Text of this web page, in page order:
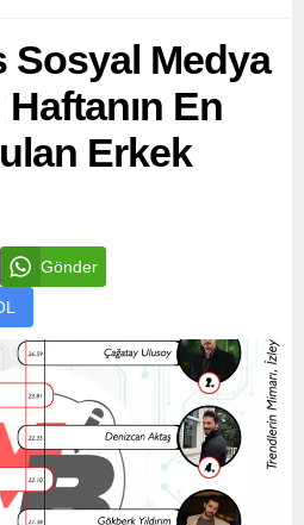
Sosyal Medya
En
Erkek
Gönder